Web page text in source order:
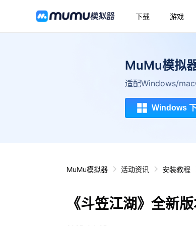
下载 游戏
MuMu模拟
适配Windows/
Windows
MuMu模拟器 活动资讯 安装教程
《斗笠江湖》全新